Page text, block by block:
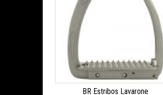
BR Estribos Lavarone